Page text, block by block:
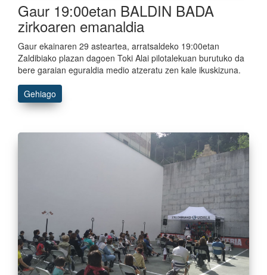
Gaur 19:00etan BALDIN BADA
zirkoaren emanaldia
Gaur ekainaren 29 asteartea, arratsaldeko 19:00etan
Zaldibiako plazan dagoen Toki Alai pilotalekuan burutuko da
bere garaian eguraldia medio atzeratu zen kale ikuskizuna.
Gehiago